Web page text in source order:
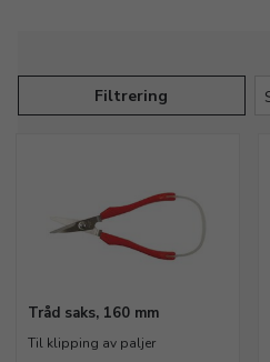
Filtrering
Tråd saks, 160 mm
Til klipping av paljer